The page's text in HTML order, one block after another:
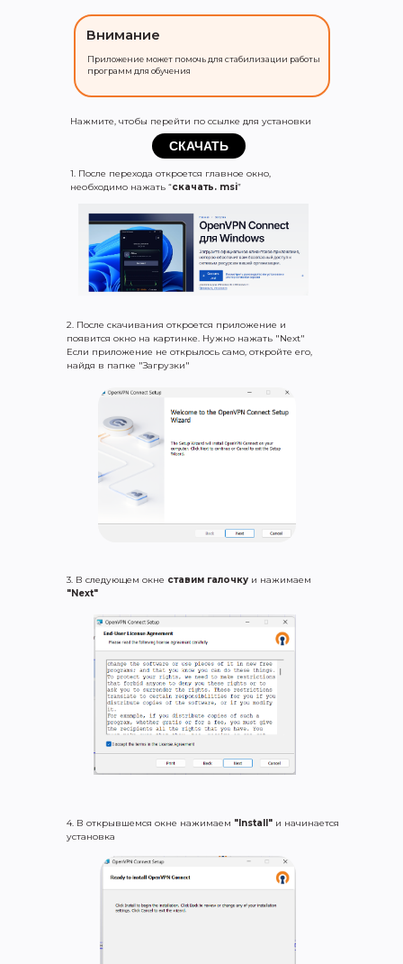
Нажмите, чтобы перейти по ссылке для установки
1. После перехода откроется главное окно,
необходимо нажать “скачать. msi”
Приложение может помочь для стабилизации работы
программ для обучения
Внимание
3. В следующем окне ставим галочку и нажимаем
"Next"
2. После скачивания откроется приложение и
появится окно на картинке. Нужно нажать "Next"
Если приложение не открылось само, откройте его,
найдя в папке "Загрузки"
4. В открывшемся окне нажимаем "Install" и начинается
установка
СКАЧАТЬ